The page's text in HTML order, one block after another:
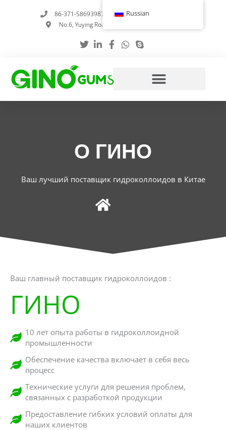
содержимому
86-371-58693987
info@gumstabilizer.com
No.6, Yuying Road, Чжэнчжоу, Хэнань, Китай
О ГИНО
Ваш лучший поставщик гидроколлоидов в Китае
Ваш главный поставщик гидроколлоидов :
ГИНО
10 лет опыта работы в гидроколлоидной
промышленности
Обеспечение качества включает в себя весь
процесс
Технические услуги для решения проблем,
связанных с разработкой продукции
Предоставление гибких условий оплаты для
наших клиентов
Russian